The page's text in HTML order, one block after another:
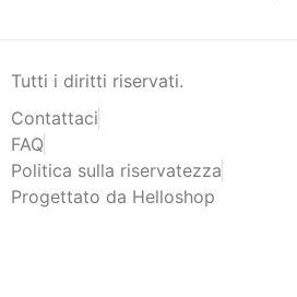
Tutti i diritti riservati.
Contattaci
FAQ
Politica sulla riservatezza
Progettato da Helloshop